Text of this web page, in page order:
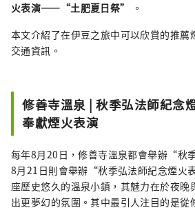
火表演——“土肥夏日祭”
。
本文介紹了在伊豆之旅中可以欣賞的推薦
交通資訊。
修善寺溫泉 | 秋季弘法師紀念
奉獻煙火表演
每年8月20日，修善寺溫泉都會舉辦“秋
8月21日則會舉辦“秋季弘法師紀念煙火
座歷史悠久的溫泉小鎮，其魅力在於夜晚
出更夢幻的氛圍。其中最引人注目的是從